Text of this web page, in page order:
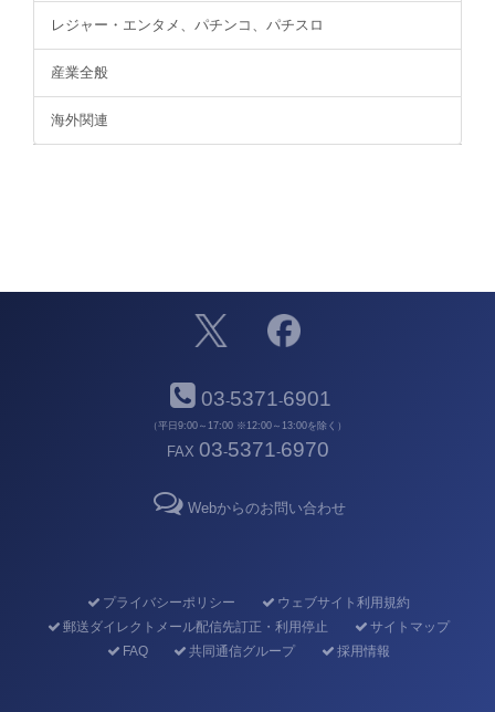
レジャー・エンタメ、パチンコ、パチスロ
産業全般
海外関連
03-5371-6901
（平日9:00～17:00 ※12:00～13:00を除く）
FAX 03-5371-6970
Webからのお問い合わせ
プライバシーポリシー
ウェブサイト利用規約
郵送ダイレクトメール配信先訂正・利用停止
サイトマップ
FAQ
共同通信グループ 採用情報